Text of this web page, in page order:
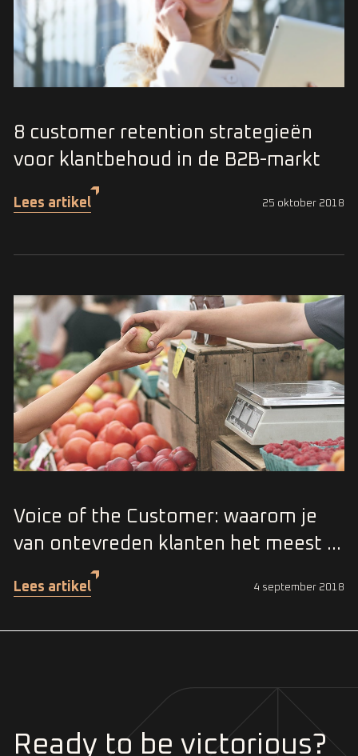
8 customer retention strategieën
voor klantbehoud in de B2B-markt
Lees artikel 25 oktober 2018
Voice of the Customer: waarom je
van ontevreden klanten het meest ...
Lees artikel 4 september 2018
Ready to be victorious?